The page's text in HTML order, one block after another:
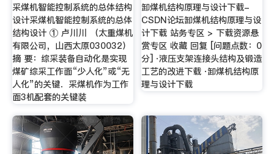
采煤机智能控制系统的总体结构
设计采煤机智能控制系统的总体
结构设计 ① 卢川川 （太重煤机
有限公司，山西太原030032）
摘 要：综采装备自动化是实现
煤矿综采工作面“少人化”或“无
人化”的关键．采煤机作为工作
面3机配套的关键装
卸煤机结构原理与设计下载-
CSDN论坛卸煤机结构原理与设
计下载 站务专区 > 下载资源悬
赏专区 收藏 回复 [问题点数：0
分] ⋅液压支架连接头结构及锻造
工艺的改进下载 ⋅卸煤机结构原
理与设计下载